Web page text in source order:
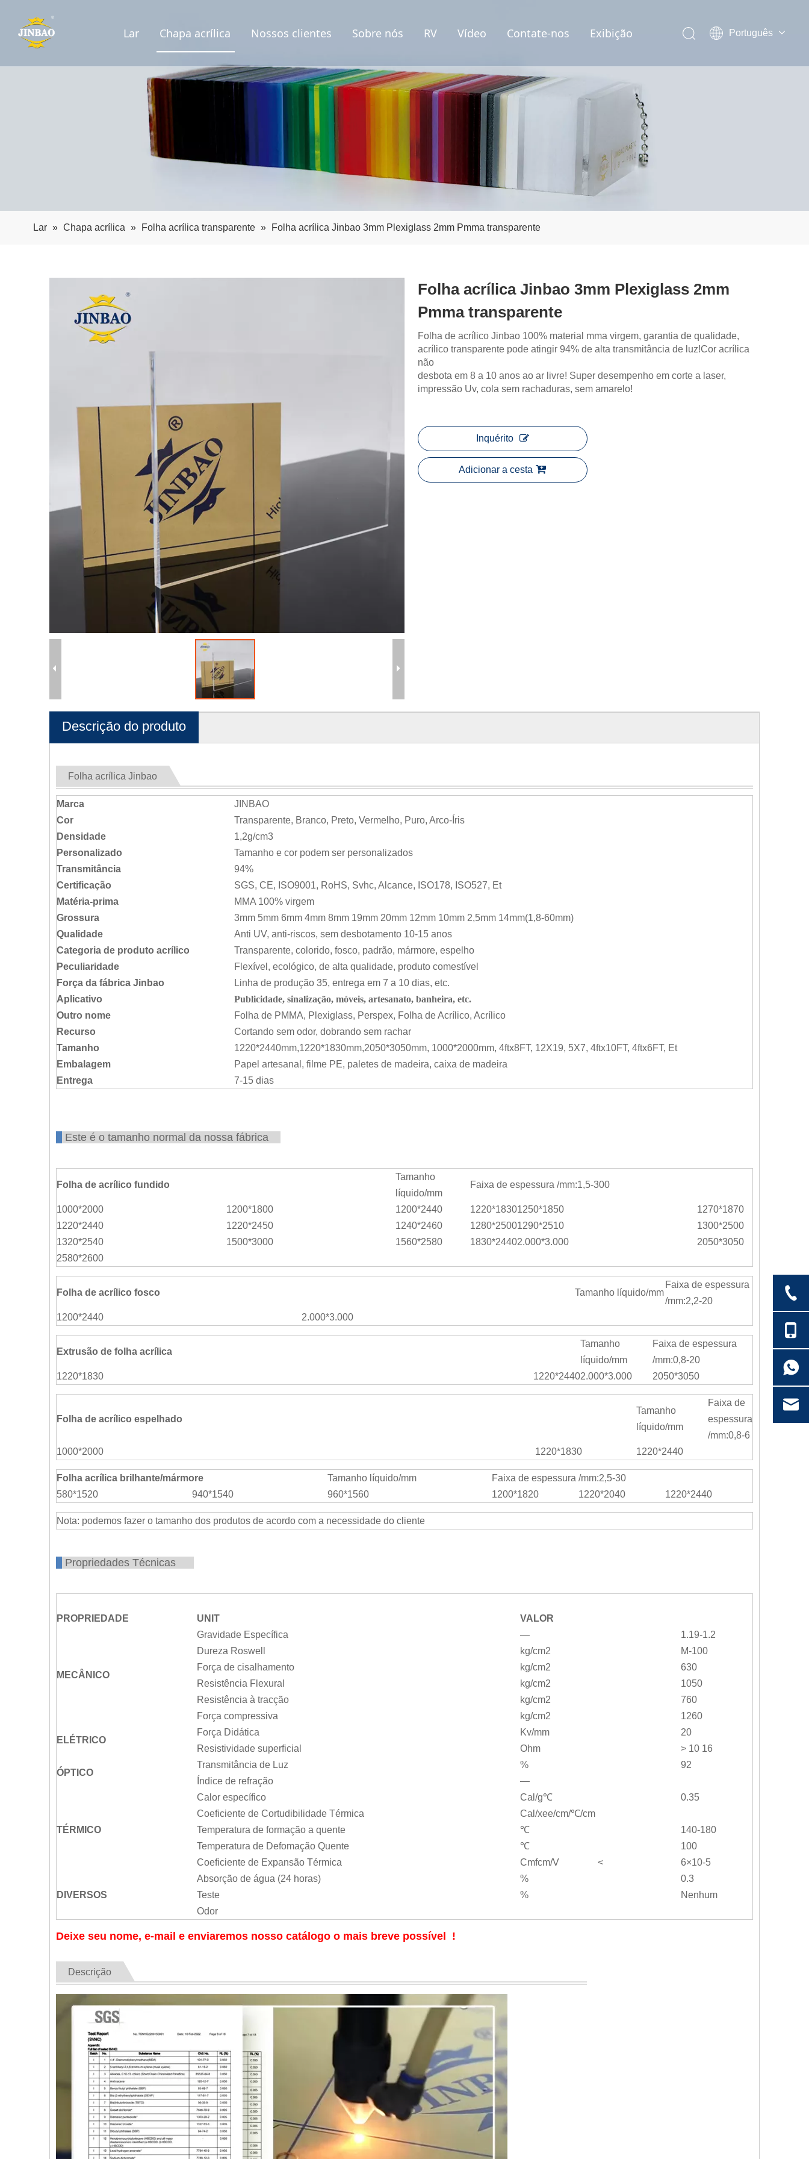
Lar Chapa acrílica Nossos clientes Sobre nós RV Vídeo Contate-nos Exibição Português
العربية
Lar » Chapa acrílica » Folha acrílica transparente » Folha acrílica Jinbao 3mm Plexiglass 2mm Pmma transparente
Folha acrílica Jinbao 3mm Plexiglass 2mm
Pmma transparente
Folha de acrílico Jinbao 100% material mma virgem, garantia de qualidade,
acrílico transparente pode atingir 94% de alta transmitância de luz!Cor acrílica
não
desbota em 8 a 10 anos ao ar livre! Super desempenho em corte a laser,
impressão Uv, cola sem rachaduras, sem amarelo!
Inquérito
Adicionar a cesta
Descrição do produto
Folha acrílica Jinbao
Marca
JINBAO
Cor
Transparente, Branco, Preto, Vermelho, Puro, Arco-Íris
Densidade
1,2g/cm3
Personalizado
Tamanho e cor podem ser personalizados
Transmitância
94%
Certificação
SGS, CE, ISO9001, RoHS, Svhc, Alcance, ISO178, ISO527, Et
Matéria-prima
MMA 100% virgem
Grossura
3mm 5mm 6mm 4mm 8mm 19mm 20mm 12mm 10mm 2,5mm 14mm(1,8-60mm)
Qualidade
Anti UV, anti-riscos, sem desbotamento 10-15 anos
Categoria de produto acrílico
Transparente, colorido, fosco, padrão, mármore, espelho
Peculiaridade
Flexível, ecológico, de alta qualidade, produto comestível
Força da fábrica Jinbao
Linha de produção 35, entrega em 7 a 10 dias, etc.
Aplicativo
Publicidade, sinalização, móveis, artesanato, banheira, etc.
Outro nome
Folha de PMMA, Plexiglass, Perspex, Folha de Acrílico, Acrílico
Recurso
Cortando sem odor, dobrando sem rachar
Tamanho
1220*2440mm,1220*1830mm,2050*3050mm, 1000*2000mm, 4ftx8FT, 12X19, 5X7, 4ftx10FT, 4ftx6FT, Et
Embalagem
Papel artesanal, filme PE, paletes de madeira, caixa de madeira
Entrega
7-15 dias
Este é o tamanho normal da nossa fábrica
Folha de acrílico fundido
Tamanho
líquido/mm
Faixa de espessura /mm:1,5-300
1000*2000 1200*1800 1200*2440 1220*18301250*1850
1270*1870
1220*2440
1220*2450 1240*2460 1280*25001290*2510
1300*2500
1320*2540
1500*3000 1560*2580 1830*24402.000*3.000
2050*3050
2580*2600
Folha de acrílico fosco Tamanho líquido/mm
Faixa de espessura
/mm:2,2-20
1200*2440
2.000*3.000
Extrusão de folha acrílica
Tamanho
líquido/mm
Faixa de espessura
/mm:0,8-20
1220*1830
1220*24402.000*3.000 2050*3050
Folha de acrílico espelhado
Tamanho
líquido/mm
Faixa de
espessura
/mm:0,8-6
1000*2000
1220*1830 1220*2440
Folha acrílica brilhante/mármore Tamanho líquido/mm
Faixa de espessura /mm:2,5-30
580*1520
940*1540 960*1560 1200*1820 1220*2040 1220*2440
Nota: podemos fazer o tamanho dos produtos de acordo com a necessidade do cliente
Propriedades Técnicas
PROPRIEDADE UNIT VALOR
MECÂNICO
Gravidade Específica —
1.19-1.2
Dureza Roswell
kg/cm2
M-100
Força de cisalhamento
kg/cm2
630
Resistência Flexural
kg/cm2
1050
Resistência à tracção
kg/cm2
760
Força compressiva
kg/cm2 1260
ELÉTRICO
Força Didática Kv/mm
20
Resistividade superficial
Ohm > 10 16
ÓPTICO
Transmitância de Luz %
92
Índice de refração
—
TÉRMICO
Calor específico Cal/g℃
0.35
Coeficiente de Cortudibilidade Térmica
Cal/xee/cm/℃/cm
Temperatura de formação a quente
℃
140-180
Temperatura de Defomação Quente
℃
100
Coeficiente de Expansão Térmica
Cmfcm/V < 6×10-5
DIVERSOS
Absorção de água (24 horas) %
0.3
Teste
%
Nenhum
Odor
Deixe seu nome, e-mail e enviaremos nosso catálogo o mais breve possível !
Descrição